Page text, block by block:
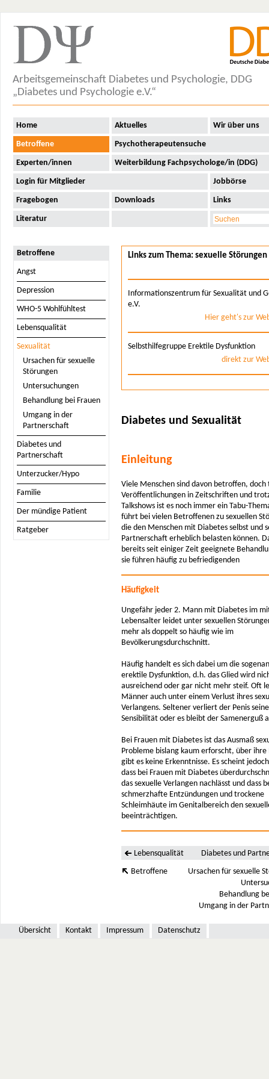
Aktuelles
Wir über uns
Betroffene
Angst
Depression
WHO-5 Wohlfühltest
Lebensqualität
Sexualität
Ursachen für sexuelle
Störungen
Untersuchungen
Behandlung bei Frauen
Umgang in der
Partnerschaft
Diabetes und
Familie
Der mündige Patient
Ratgeber
Psychotherapeutensuche
Experten/innen
Weiterbildung
Fachpsychologe/in (DDG)
Login für Mitglieder
Jobbörse
Fragebogen
Downloads
Literatur
Arbeitsgemeinschaft Diabetes und Psychologie, DDG
„Diabetes und Psychologie e.V.“
Home Aktuelles Wir über uns
Betroffene Psychotherapeutensuche
Experten/innen Weiterbildung Fachpsychologe/in (DDG)
Login für Mitglieder Jobbörse
Fragebogen Downloads Links
Literatur
Betroffene
Angst
Depression
WHO-5 Wohlfühltest
Lebensqualität
Sexualität
Ursachen für sexuelle
Störungen
Untersuchungen
Behandlung bei Frauen
Umgang in der
Partnerschaft
Diabetes und
Partnerschaft
Unterzucker/Hypo
Familie
Der mündige Patient
Ratgeber
Links zum Thema: sexuelle Störungen
Informationszentrum für Sexualität und
e.V.
Hier geht's zur
Selbsthilfegruppe Erektile Dysfunktion
direkt zur
Diabetes und Sexualität
Einleitung
Viele Menschen sind davon betroffen,
Veröffentlichungen in Zeitschriften und
Talkshows ist es noch immer ein Tabu-
führt bei vielen Betroffenen zu sexuellen
die den Menschen mit Diabetes selbst und
Partnerschaft erheblich belasten können.
bereits seit einiger Zeit geeignete
sie führen häufig zu befriedigenden
Häufigkeit
Ungefähr jeder 2. Mann mit Diabetes im
Lebensalter leidet unter sexuellen
mehr als doppelt so häufig wie im
Bevölkerungsdurchschnitt.
Häufig handelt es sich dabei um die
erektile Dysfunktion, d.h. das Glied wird
ausreichend oder gar nicht mehr steif. Oft
Männer auch unter einem Verlust ihres
Verlangens. Seltener verliert der Penis seine
Sensibilität oder es bleibt der Samenerguß
Bei Frauen mit Diabetes ist das Ausmaß
Probleme bislang kaum erforscht, über
gibt es keine Erkenntnisse. Es scheint
dass bei Frauen mit Diabetes
das sexuelle Verlangen nachlässt und dass
schmerzhafte Entzündungen und trockene
Schleimhäute im Genitalbereich den
beeinträchtigen.
Lebensqualität
Diabetes und
Betroffene
Ursachen für sexuelle
Behandlung
Umgang in der
Übersicht Kontakt Impressum Datenschutz